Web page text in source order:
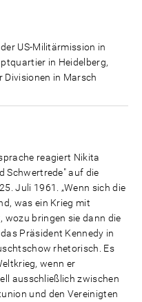
US-Militärmission in
in Heidelberg,
Divisionen in Marsch
reagiert Nikita
Schwertrede" auf die
Juli 1961. „Wenn sich die
was ein Krieg mit
bringen sie dann die
Präsident Kennedy in
rhetorisch. Es
wenn er
ausschließlich zwischen
und den Vereinigten